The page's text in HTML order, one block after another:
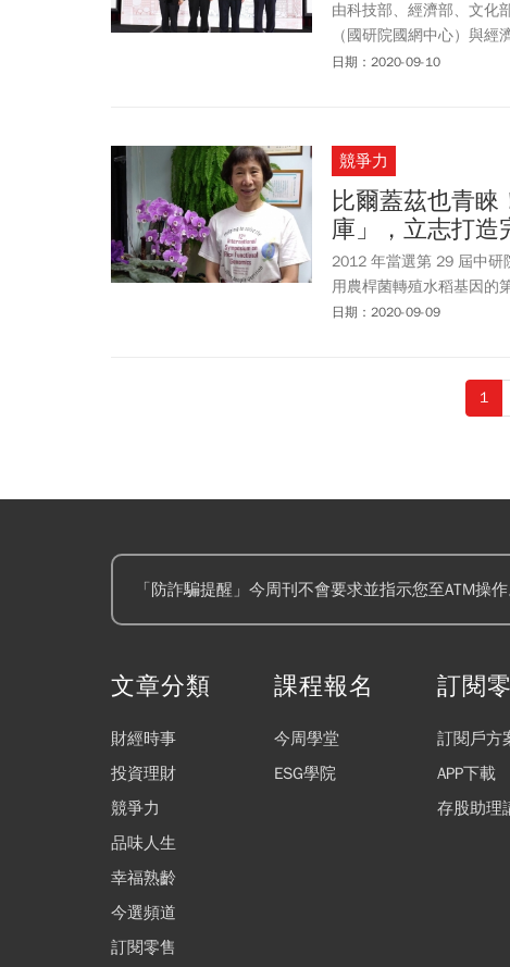
由科技部、經濟部、文化
（國研院國網中心）與
HPC功夫－國網3D動畫
日期：2020-09-10
競爭力
比爾蓋茲也青睞
庫」，立志打造
2012 年當選第 29 屆中研
用農桿菌轉殖水稻基因的
境發育的分子機制……，
日期：2020-09-09
1
「防詐騙提醒」今周刊不會要求並指示您至ATM操
文章分類
財經時事
投資理財
競爭力
品味人生
幸福熟齡
今選頻道
訂閱零售
課程報名
今周學堂
ESG學院
訂閱
訂閱戶方
APP下載
存股助理